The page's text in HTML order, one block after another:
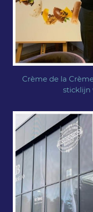
Crème de la
sticklijn